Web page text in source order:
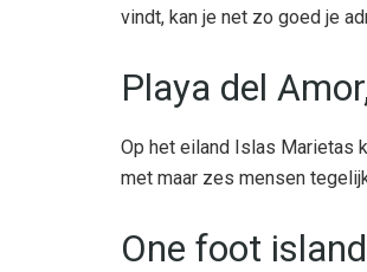
vindt, kan je net zo goed je
Playa del
Op het eiland Islas Marietas
met maar zes mensen
One foot